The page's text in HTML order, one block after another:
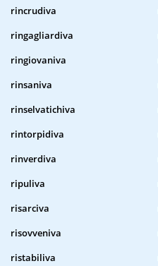
rincrudiva
ringagliardiva
ringiovaniva
rinsaniva
rinselvatichiva
rintorpidiva
rinverdiva
ripuliva
risarciva
risovveniva
ristabiliva